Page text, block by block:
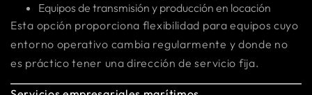
Equipos de transmisión y producción en locación
Esta opción proporciona flexibilidad para equipos cuyo
entorno operativo cambia regularmente y donde no
es práctico tener una dirección de servicio fija.